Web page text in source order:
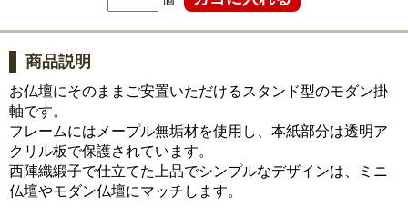
商品説明
お仏壇にそのままご安置いただけるスタンド型のモダン掛
軸です。
フレームにはメープル無垢材を使用し、本紙部分は透明ア
クリル板で保護されています。
西陣織緞子で仕立てた上品でシンプルなデザインは、ミニ
仏壇やモダン仏壇にマッチします。